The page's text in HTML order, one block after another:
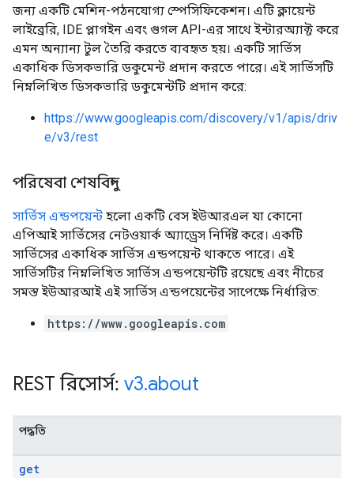
জন্য একটি মেশিন-পঠনযোগ্য স্পেসিফিকেশন। এটি ক্লায়েন্ট
লাইব্রেরি, IDE প্লাগইন এবং গুগল API-এর সাথে ইন্টারঅ্যাক্ট করে
এমন অন্যান্য টুল তৈরি করতে ব্যবহৃত হয়। একটি সার্ভিস
একাধিক ডিসকভারি ডকুমেন্ট প্রদান করতে পারে। এই সার্ভিসটি
নিম্নলিখিত ডিসকভারি ডকুমেন্টটি প্রদান করে:
https://www.googleapis.com/discovery/v1/apis/driv
e/v3/rest
পরিষেবা শেষবিন্দু
সার্ভিস এন্ডপয়েন্ট হলো একটি বেস ইউআরএল যা কোনো
এপিআই সার্ভিসের নেটওয়ার্ক অ্যাড্রেস নির্দিষ্ট করে। একটি
সার্ভিসের একাধিক সার্ভিস এন্ডপয়েন্ট থাকতে পারে। এই
সার্ভিসটির নিম্নলিখিত সার্ভিস এন্ডপয়েন্টটি রয়েছে এবং নীচের
সমস্ত ইউআরআই এই সার্ভিস এন্ডপয়েন্টের সাপেক্ষে নির্ধারিত:
https://www.googleapis.com
REST রিসোর্স: v3.about
পদ্ধতি
get